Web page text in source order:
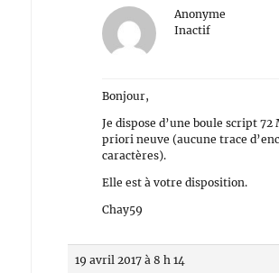
Anonyme
Inactif
Bonjour,
Je dispose d’une boule script 72
priori neuve (aucune trace
caractères).
Elle est à votre disposition.
Chay59
19 avril 2017 à 8 h 14